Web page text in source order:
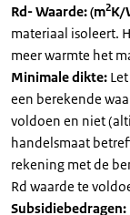
Rd- Waarde: (m2K/
materiaal isoleert.
meer warmte het
Minimale dikte:
een berekende
voldoen en niet
handelsmaat
rekening met de
Rd waarde te
Subsidiebedragen: